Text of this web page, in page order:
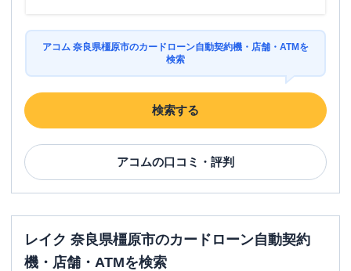
アコム 奈良県橿原市のカードローン自動契約機・店舗・ATMを
検索
検索する
アコムの口コミ・評判
レイク 奈良県橿原市のカードローン自動契約
機・店舗・ATMを検索